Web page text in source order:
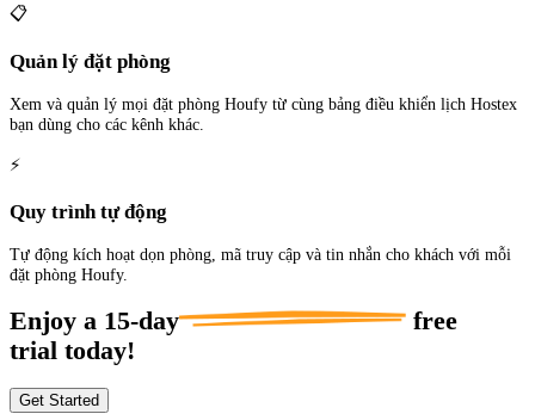
📋
Quản lý đặt phòng
Xem và quản lý mọi đặt phòng Houfy từ cùng bảng điều khiển lịch Hostex
bạn dùng cho các kênh khác.
⚡
Quy trình tự động
Tự động kích hoạt dọn phòng, mã truy cập và tin nhắn cho khách với mỗi
đặt phòng Houfy.
Enjoy a 15-day
free
trial today!
Get Started